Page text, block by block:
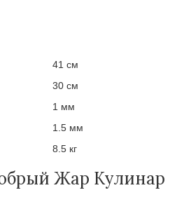
41 см
30 см
1 мм
1.5 мм
8.5 кг
Жар Кулинар